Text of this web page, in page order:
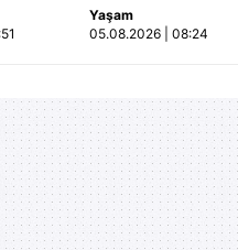
Otomobil, İETT
otobüsüne çarptı: 3
Yaşam
05.08.2026 | 08:24